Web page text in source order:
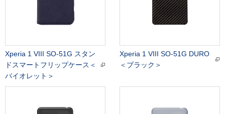
Xperia 1 VIII SO-51G スタン
ドスマートフリップケース＜
バイオレット＞
Xperia 1 VIII SO-51G DURO
＜ブラック＞